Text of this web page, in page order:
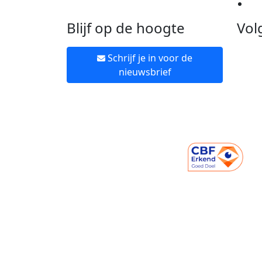
Blijf op de hoogte
Schrijf je in voor de
nieuwsbrief